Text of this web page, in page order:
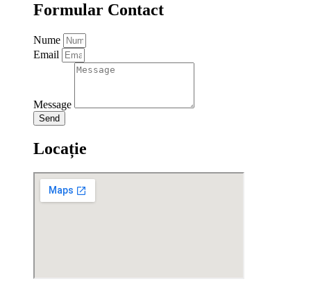
Formular Contact
Nume
Email
Message
Send
Locație